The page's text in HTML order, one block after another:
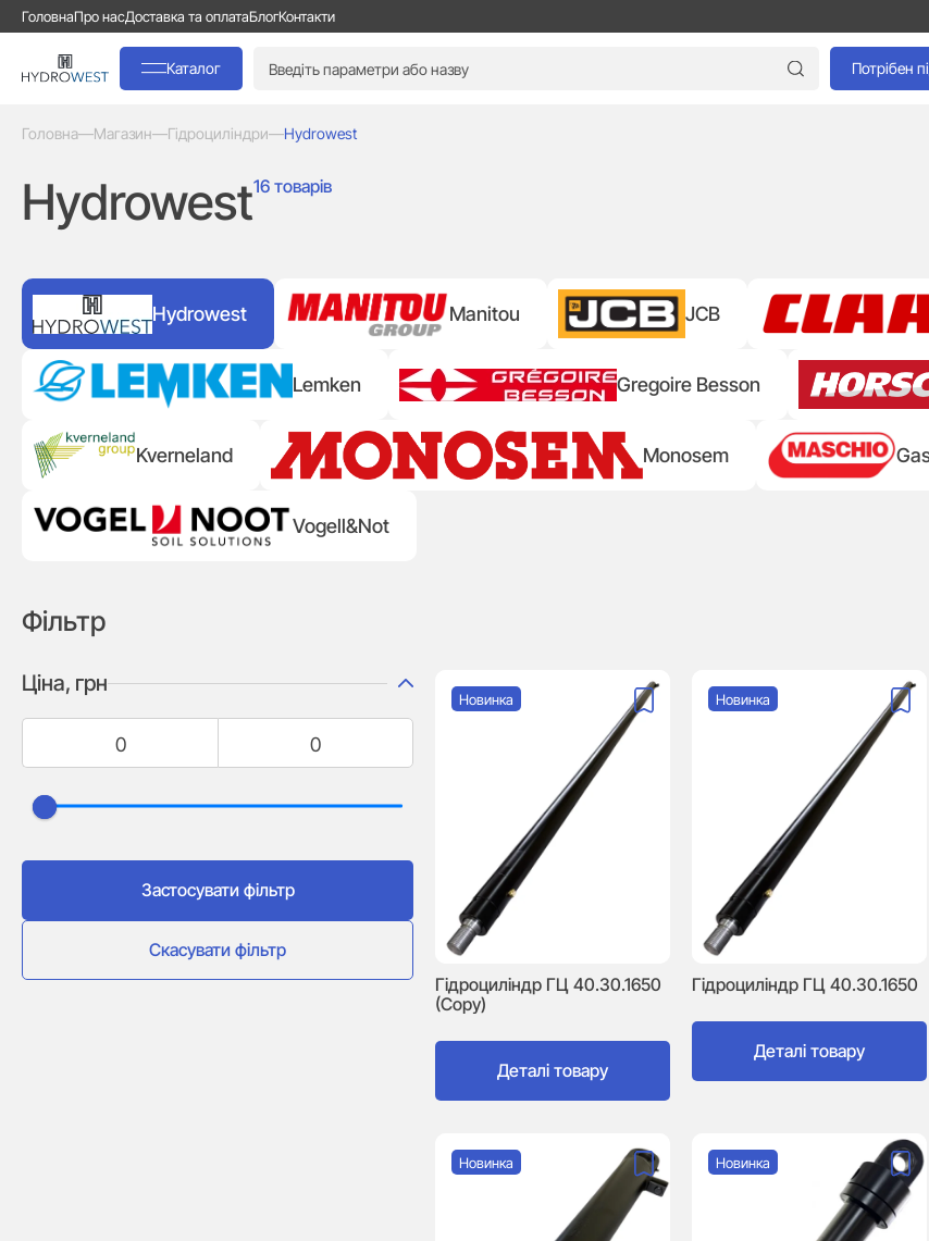
ГоловнаПро насДоставка та оплатаБлогКонтакти
Каталог Потрібен
Головна—Магазин—Гідроциліндри—Hydrowest
Hydrowest16 товарів
Manitou JCB
Lemken
Hydrowest
Gregoire Besson
Kverneland Monosem
Vogell&Not
Фільтр
Ціна, грн
Застосувати фільтр
Скасувати фільтр
Гідроциліндр ГЦ 40.30.1650
(Copy)
Деталі товару
Новинка
Гідроциліндр ГЦ 40.30.1650
Деталі товару
Новинка
Новинка Новинка